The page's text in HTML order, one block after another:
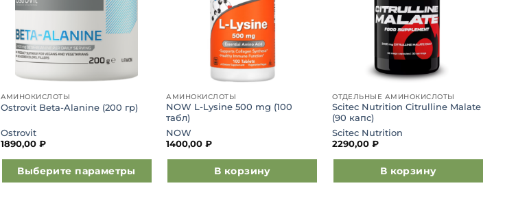
АМИНОКИСЛОТЫ
Ostrovit Beta-Alanine (200 гр)
Ostrovit
1890,00 ₽
Выберите параметры
АМИНОКИСЛОТЫ
NOW L-Lysine 500 mg (100
табл)
NOW
1400,00₽
В корзину
ОТДЕЛЬНЫЕ АМИНОКИСЛОТЫ
Scitec Nutrition Citrulline Malate
(90 капс)
Scitec Nutrition
2290,00₽
В корзину